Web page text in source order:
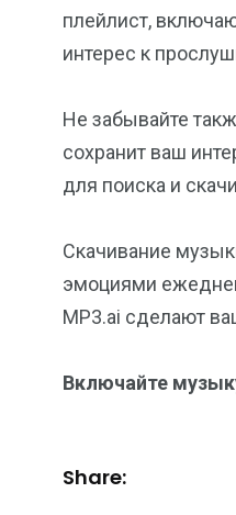
плейлист,
интерес к
Не забывайте
сохранит ваш
для поиска и
Скачивание
эмоциями
MP3.ai сделают
Включайте
Share: